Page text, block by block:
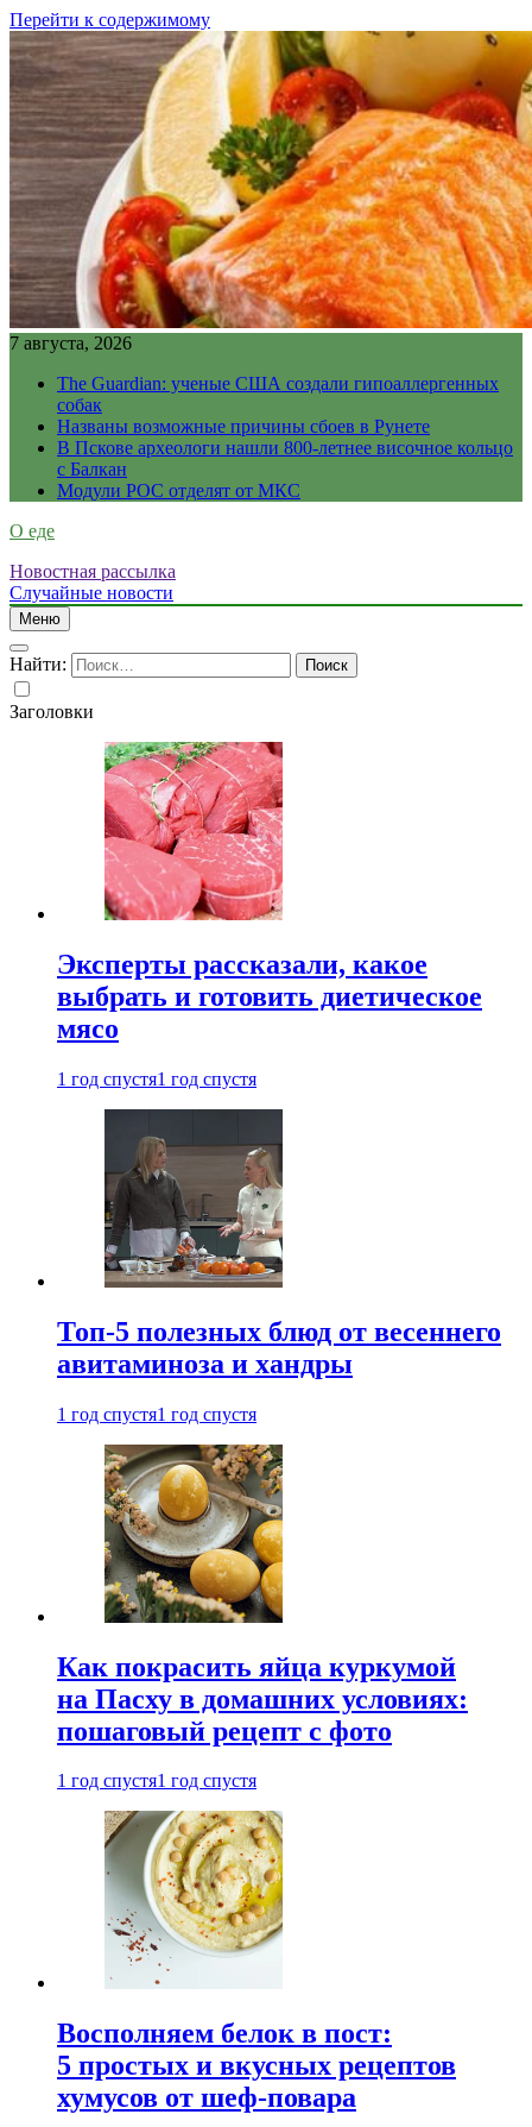
Перейти к содержимому
7 августа, 2026
The Guardian: ученые США создали гипоаллергенных
собак
Названы возможные причины сбоев в Рунете
В Пскове археологи нашли 800-летнее височное кольцо
с Балкан
Модули РОС отделят от МКС
О еде
Новостная рассылка
Случайные новости
Меню
Найти:
Заголовки
Эксперты рассказали, какое
выбрать и готовить диетическое
мясо
1 год спустя1 год спустя
Топ-5 полезных блюд от весеннего
авитаминоза и хандры
1 год спустя1 год спустя
Как покрасить яйца куркумой
на Пасху в домашних условиях:
пошаговый рецепт с фото
1 год спустя1 год спустя
Восполняем белок в пост:
5 простых и вкусных рецептов
хумусов от шеф-повара